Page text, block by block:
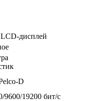
дисплей
D
9600/19200 бит/с